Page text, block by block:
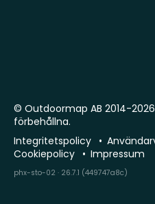
© Outdoormap AB 2014-
förbehållna.
Integritetspolicy
Cookiepolicy
Impressum
phx-sto-02 · 26.7.1 (449747a8c)